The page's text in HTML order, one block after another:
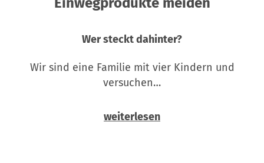
Wer steckt dahinter?
Wir sind eine Familie mit vier Kindern und
versuchen…
weiterlesen